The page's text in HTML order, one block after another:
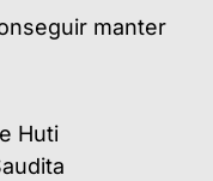
manter
Huti